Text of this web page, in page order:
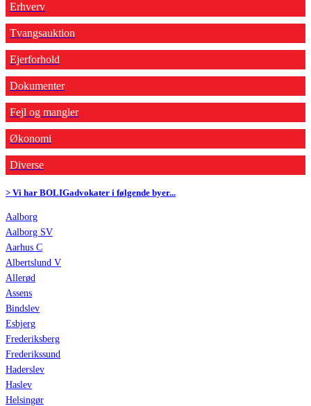
Erhverv
Tvangsauktion
Ejerforhold
Dokumenter
Fejl og mangler
Økonomi
Diverse
> Vi har BOLIGadvokater i følgende byer...
Aalborg
Aalborg SV
Aarhus C
Albertslund V
Allerød
Assens
Bindslev
Esbjerg
Frederiksberg
Frederikssund
Haderslev
Haslev
Helsingør